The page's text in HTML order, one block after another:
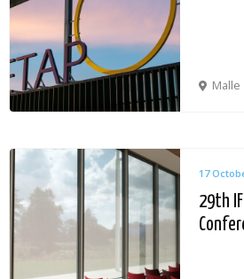
Malle
17
29th